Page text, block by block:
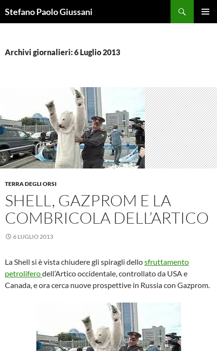
alStefano Paolo Giussani
Archivi giornalieri: 6 Luglio 2013
TERRA DEGLI ORSI
SHELL, GAZPROM E LA
COMBRICOLA DELL’ARTICO
6 LUGLIO 2013
La Shell si è vista chiudere gli spiragli dellosfruttamento
petroliferodell’Artico occidentale, controllato da USA e
Canada, e ora cerca nuove prospettive in Russia con Gazprom.